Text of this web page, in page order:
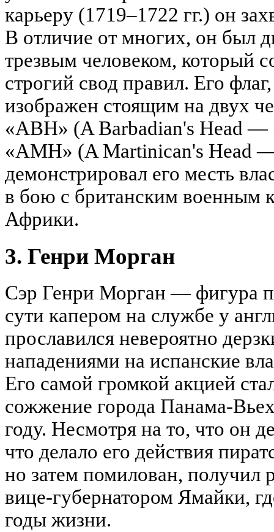
карьеру (1719–1722 гг.) он
В отличие от многих, он был
трезвым человеком, который
строгий свод правил. Его
изображен стоящим на двух
«ABH» (A Barbadian's Head —
«AMH» (A Martinican's Head
демонстрировал его месть
в бою с британским военным
Африки.
3. Генри Морган
Сэр Генри Морган — фигура
сути капером на службе у
прославился невероятно
нападениями на испанские
Его самой громкой акцией
сожжение города Панама-
году. Несмотря на то, что он
что делало его действия
но затем помилован, получил
вице-губернатором Ямайки,
годы жизни.